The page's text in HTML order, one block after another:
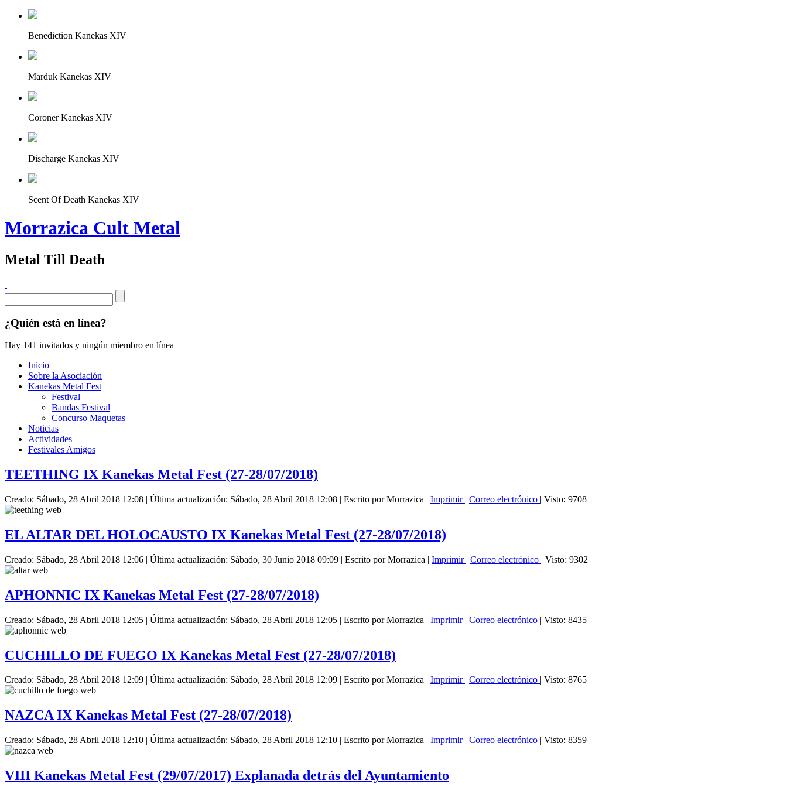
Benediction Kanekas XIV
Marduk Kanekas XIV
Coroner Kanekas XIV
Discharge Kanekas XIV
Scent Of Death Kanekas XIV
Morrazica Cult Metal
Metal Till Death
¿Quién está en línea?
Hay 141 invitados y ningún miembro en línea
Inicio
Sobre la Asociación
Kanekas Metal Fest
Festival
Bandas Festival
Concurso Maquetas
Noticias
Actividades
Festivales Amigos
TEETHING IX Kanekas Metal Fest (27-28/07/2018)
Creado: Sábado, 28 Abril 2018 12:08 | Última actualización: Sábado, 28 Abril 2018 12:08 | Escrito por Morrazica | Imprimir | Correo electrónico | Visto: 9708
EL ALTAR DEL HOLOCAUSTO IX Kanekas Metal Fest (27-28/07/2018)
Creado: Sábado, 28 Abril 2018 12:06 | Última actualización: Sábado, 30 Junio 2018 09:09 | Escrito por Morrazica | Imprimir | Correo electrónico | Visto: 9302
APHONNIC IX Kanekas Metal Fest (27-28/07/2018)
Creado: Sábado, 28 Abril 2018 12:05 | Última actualización: Sábado, 28 Abril 2018 12:05 | Escrito por Morrazica | Imprimir | Correo electrónico | Visto: 8435
CUCHILLO DE FUEGO IX Kanekas Metal Fest (27-28/07/2018)
Creado: Sábado, 28 Abril 2018 12:09 Última actualización: Sábado, 28 Abril 2018 12:09 Escrito por Morrazica Imprimir Correo electrónico | Visto: 8765
NAZCA IX Kanekas Metal Fest (27-28/07/2018)
Creado: Sábado, 28 Abril 2018 12:10 | Última actualización: Sábado, 28 Abril 2018 12:10 | Escrito por Morrazica | Imprimir | Correo electrónico | Visto: 8359
VIII Kanekas Metal Fest (29/07/2017) Explanada detrás del Ayuntamiento